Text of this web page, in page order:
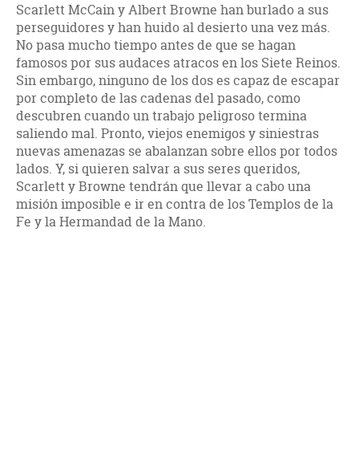
Scarlett McCain y Albert Browne han burlado a sus
perseguidores y han huido al desierto una vez más.
No pasa mucho tiempo antes de que se hagan
famosos por sus audaces atracos en los Siete Reinos.
Sin embargo, ninguno de los dos es capaz de escapar
por completo de las cadenas del pasado, como
descubren cuando un trabajo peligroso termina
saliendo mal. Pronto, viejos enemigos y siniestras
nuevas amenazas se abalanzan sobre ellos por todos
lados. Y, si quieren salvar a sus seres queridos,
Scarlett y Browne tendrán que llevar a cabo una
misión imposible e ir en contra de los Templos de la
Fe y la Hermandad de la Mano.